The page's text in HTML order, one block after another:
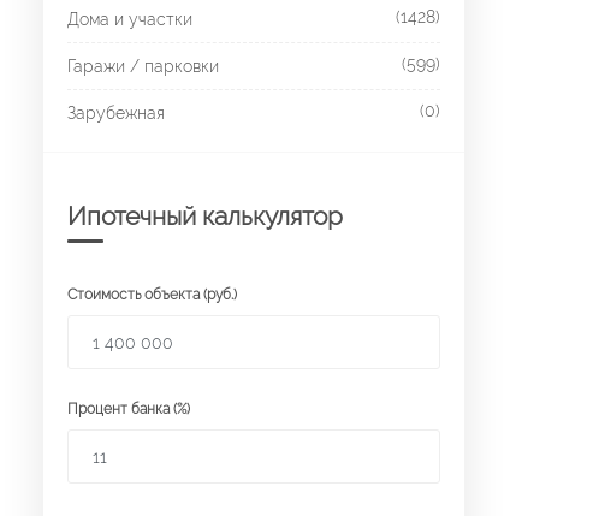
Дома и участки (1428)
Гаражи / парковки (599)
Зарубежная (0)
Ипотечный калькулятор
Стоимость объекта (руб.)
Процент банка (%)